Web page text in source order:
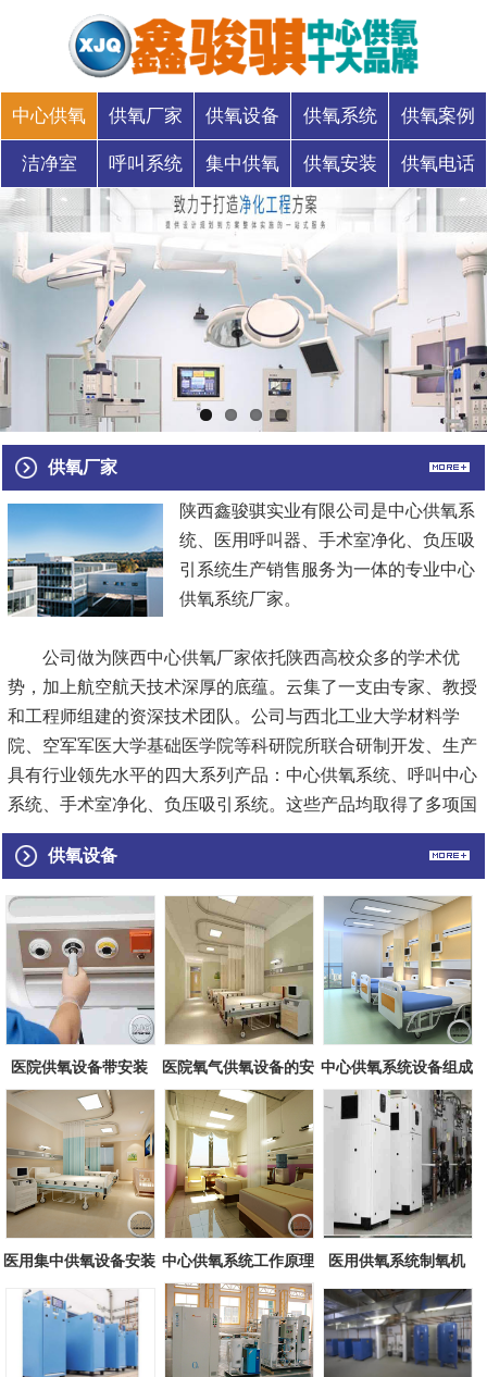
中心供氧 供氧厂家 供氧设备 供氧系统 供氧案例
洁净室 呼叫系统 集中供氧 供氧安装 供氧电话
供氧厂家
陕西鑫骏骐实业有限公司是中心供氧系
统、医用呼叫器、手术室净化、负压吸
引系统生产销售服务为一体的专业中心
供氧系统厂家。
公司做为陕西中心供氧厂家依托陕西高校众多的学术优
势，加上航空航天技术深厚的底蕴。云集了一支由专家、教授
和工程师组建的资深技术团队。公司与西北工业大学材料学
院、空军军医大学基础医学院等科研院所联合研制开发、生产
具有行业领先水平的四大系列产品：中心供氧系统、呼叫中心
系统、手术室净化、负压吸引系统。这些产品均取得了多项国
家专利，填补了国内外市场的空白.极大满足了临床需求，为
护理行业提供了专业实用的解决方案，受到了众多使用单位的
好评与青...[查看详情]
供氧设备
医院供氧设备带安装
医院氧气供氧设备的安
全性
中心供氧系统设备组成
医用集中供氧设备安装
方案
中心供氧系统工作原理 医用供氧系统制氧机